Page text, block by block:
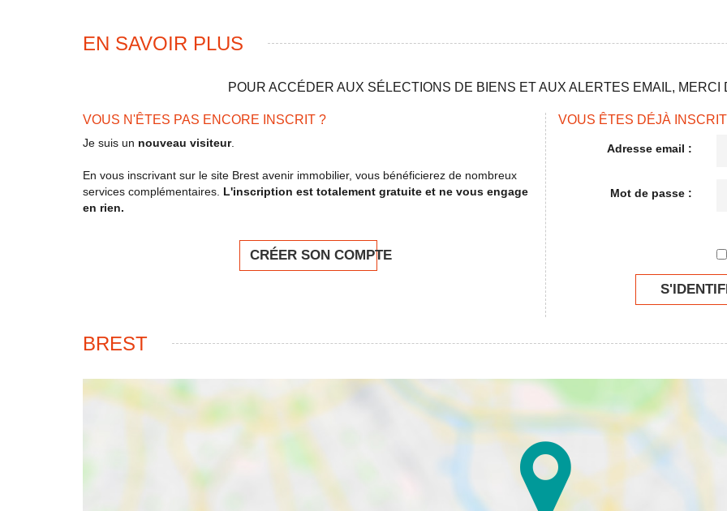
EN SAVOIR PLUS
POUR ACCÉDER AUX SÉLECTIONS DE BIENS ET AUX ALERTES EMAIL, MERCI
VOUS N'ÊTES PAS ENCORE INSCRIT ?
Je suis un nouveau visiteur.
En vous inscrivant sur le site Brest avenir immobilier, vous bénéficierez de nombreux
services complémentaires. L'inscription est totalement gratuite et ne vous engage
en rien.
CRÉER SON COMPTE
VOUS ÊTES DÉJÀ
Adresse email :
Mot de passe :
BREST